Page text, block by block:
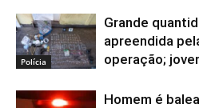
Polícia
Grande
apreendida
operação;
Homem é